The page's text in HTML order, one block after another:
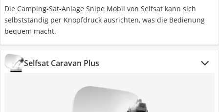
Die Camping-Sat-Anlage Snipe Mobil von Selfsat kann sich
selbstständig per Knopfdruck ausrichten, was die Bedienung
bequem macht.
Selfsat Caravan Plus